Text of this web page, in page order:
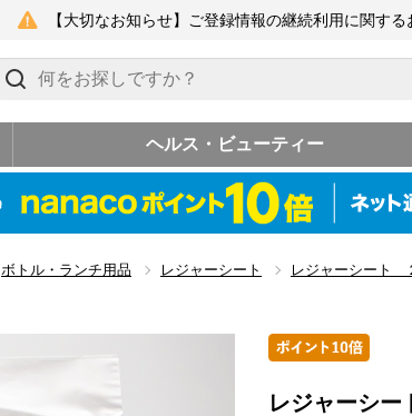
【大切なお知らせ】ご登録情報の継続利用に関する
ヘルス・ビューティー
ボトル・ランチ用品 レジャーシート レジャーシート
レジャーシ